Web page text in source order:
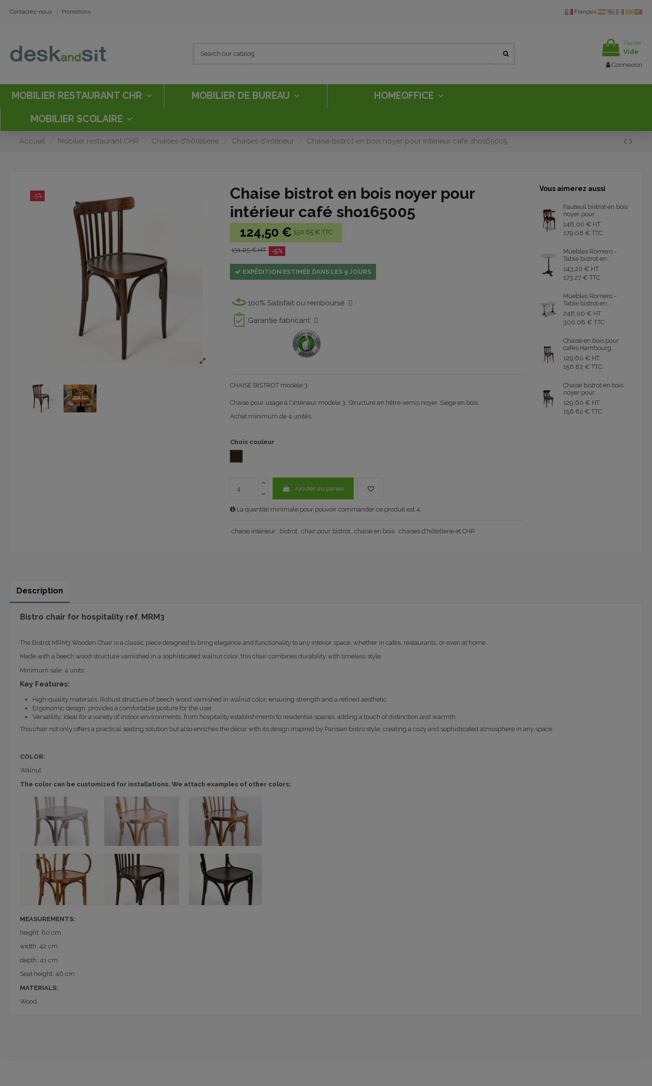
Contactez-nous Promotions Français
Panier
Vide
Connexion
MOBILIER RESTAURANT CHR MOBILIER DE BUREAU HOMEOFFICE
MOBILIER SCOLAIRE
Accueil Mobilier restaurant CHR Chaises d'hôtellerie Chaises d'intérieur Chaise bistrot en bois noyer pour intérieur café sho165005
-5%
Chaise bistrot en bois noyer pour
intérieur café sho165005
124,50 € 150.65 € TTC
131,05 € HT -5%
EXPÉDITION ESTIMÉE DANS LES 9 JOURS
100% Satisfait ou remboursé
Garantie fabricant
CHAISE BISTROT modèle 3
Chaise pour usage à l'intérieur modèle 3. Structure en hêtre vernis noyer. Siège en bois.
Achat minimum de 4 unités.
Choix couleur
Ajouter au panier
La quantité minimale pour pouvoir commander ce produit est 4.
chaise intérieur bistrot chair pour bistrot chaise en bois chaises d'hôtellerie et CHR
Vous aimerez aussi
Fauteuil bistrot en bois
noyer pour...
148,00 € HT
179.08 € TTC
Muebles Romero -
Table bistrot en...
143,20 € HT
173.27 € TTC
Muebles Romero -
Table bistrot en...
248,00 € HT
300.08 € TTC
Chaise en bois pour
cafés Hambourg...
129,60 € HT
156.82 € TTC
Chaise bistrot en bois
noyer pour...
129,60 € HT
156.82 € TTC
Description
Bistro chair for hospitality ref. MRM3
The Bistrot MRM3 Wooden Chair is a classic piece designed to bring elegance and functionality to any interior space, whether in cafés, restaurants, or even at home.
Made with a beech wood structure varnished in a sophisticated walnut color, this chair combines durability with timeless style.
Minimum sale: 4 units.
Key Features:
High-quality materials: Robust structure of beech wood varnished in walnut color, ensuring strength and a refined aesthetic.
Ergonomic design: provides a comfortable posture for the user.
Versatility: Ideal for a variety of indoor environments, from hospitality establishments to residential spaces, adding a touch of distinction and warmth.
This chair not only offers a practical seating solution but also enriches the décor with its design inspired by Parisian bistro style, creating a cozy and sophisticated atmosphere in any space.
COLOR:
Walnut.
The color can be customized for installations. We attach examples of other colors:
MEASUREMENTS:
height: 80 cm
width: 42 cm
depth: 41 cm
Seat height: 46 cm
MATERIALS:
Wood